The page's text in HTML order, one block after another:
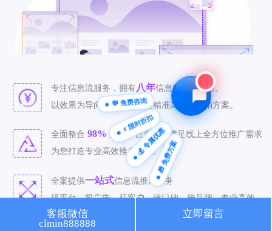
专注信息流服务，拥有八年信息流推广经验。
以效果为导向，为客户打造精准高效的营销方案。
全面整合 98% 媒体平台资源，满足线上全方位推广需求
为您打造专业高效推广方案。
全案提供一站式信息流推广服务
搭平台、投广告、获客户、建口碑、推品牌，专业高效。
致力于精准
客服微信
clmin888888
立即留言
🎁 免费方案
💰 专属优惠
⚡ 限时折扣
💬 免费咨询
📍 GEO推广 ⭐️ 精准客资
📢 信息流 ✏️ 其他
获取最低报价